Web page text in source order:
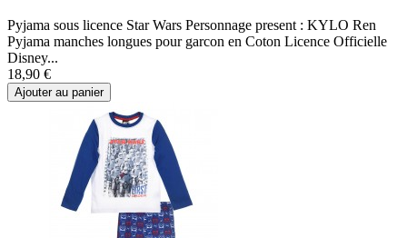
Pyjama sous licence Star Wars Personnage present : KYLO Ren
Pyjama manches longues pour garcon en Coton Licence Officielle
Disney...
18,90 €
Ajouter au panier